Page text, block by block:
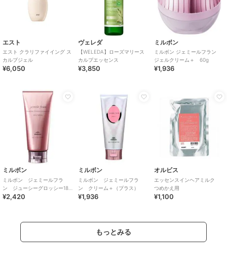
エスト
エスト クラリファイイング ス
カルプジェル
¥6,050
ヴェレダ
【WELEDA】ローズマリース
カルプエッセンス
¥3,850
ミルボン
ミルボン ジェミールフラン
ジェルクリーム＋ 60g
¥1,936
ミルボン
ミルボン ジェミールフラ
ン ジューシーグロッシー180
ｇ（トリートメント）
¥2,420
ミルボン
ミルボン ジェミールフラ
ン クリーム＋（プラス）
¥1,936
オルビス
エッセンスインヘアミルク
つめかえ用
¥1,100
もっとみる